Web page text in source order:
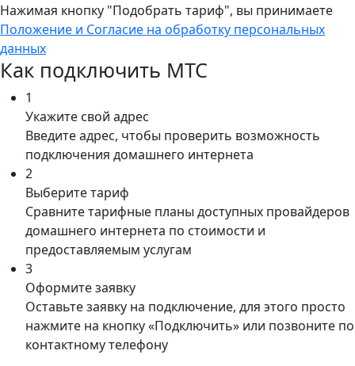
Нажимая кнопку "Подобрать тариф", вы принимаете
Положение и Согласие на обработку персональных
данных
Как подключить МТС
1
Укажите свой адрес
Введите адрес, чтобы проверить возможность
подключения домашнего интернета
2
Выберите тариф
Сравните тарифные планы доступных провайдеров
домашнего интернета по стоимости и
предоставляемым услугам
3
Оформите заявку
Оставьте заявку на подключение, для этого просто
нажмите на кнопку «Подключить» или позвоните по
контактному телефону